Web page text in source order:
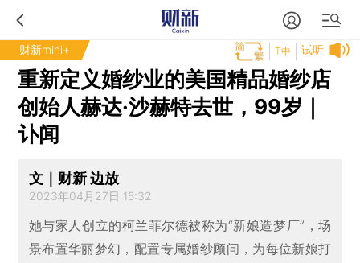
财新mini+ 试听
T中
重新定义婚纱业的美国精品婚纱店
创始人赫达·沙赫特去世，99岁｜
讣闻
文｜财新 边放
2023年04月27日 15:32
她与家人创立的柯兰菲尔德被称为“新娘造梦厂”，场
景布置华丽梦幻，配置专属婚纱顾问，为每位新娘打